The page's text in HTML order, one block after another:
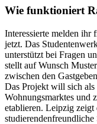
Wie funktioniert
Interessierte melden ihr
jetzt. Das
unterstützt bei Fragen
stellt auf Wunsch
zwischen den
Das Projekt will sich
Wohnungsmarktes und
etablieren. Leipzig
studierendenfreundliche